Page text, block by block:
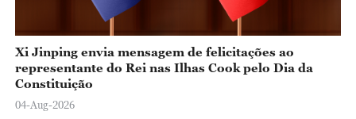
Xi Jinping envia mensagem de felicitações ao
representante do Rei nas Ilhas Cook pelo Dia da
Constituição
04-Aug-2026